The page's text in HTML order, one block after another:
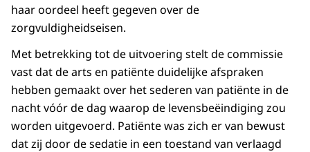
haar oordeel heeft gegeven over de
zorgvuldigheidseisen.
Met betrekking tot de uitvoering stelt de commissie
vast dat de arts en patiënte duidelijke afspraken
hebben gemaakt over het sederen van patiënte in de
nacht vóór de dag waarop de levensbeëindiging zou
worden uitgevoerd. Patiënte was zich er van bewust
dat zij door de sedatie in een toestand van verlaagd